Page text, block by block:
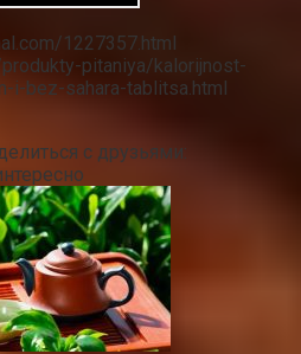
1227357.html
pitaniya/kalorijnost-
i-bez-sahara-tablitsa.html
с друзьями: